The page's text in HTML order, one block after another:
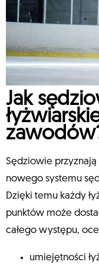
Jak
Sędziowie
nowego systemu
Dzięki temu każdy
punktów może
całego występu,
umiejętności